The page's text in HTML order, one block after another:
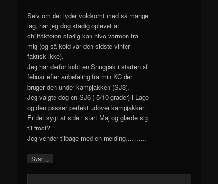
Selv om det lyder voldsomt med så mange
lag, har jeg dog stadig oplevet at
chillfaktoren stadig kan hive varmen fra
mig (og så kold var den sidste vinter
faktisk ikke).
Jeg har derfor købt en Snugpak i starten af
febuar efter anbefaling fra min KC der
bruger den under kampjakken (SJ3).
Jeg valgte dog en SJ6 (-5/10 grader) i Lage
og den passer perfekt udover kampjakken.
Er det sygt at side i start Maj og glæde sig
til frost?
Jeg vender tilbage med en melding……….
Svar ↓